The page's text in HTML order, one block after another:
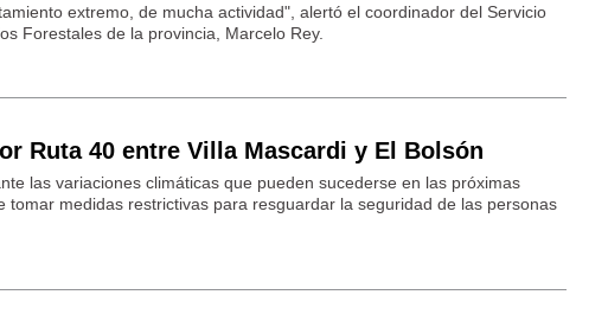
extremo, de mucha actividad", alertó el coordinador del Servicio
Forestales de la provincia, Marcelo Rey.
Ruta 40 entre Villa Mascardi y El Bolsón
las variaciones climáticas que pueden sucederse en las próximas
tomar medidas restrictivas para resguardar la seguridad de las personas